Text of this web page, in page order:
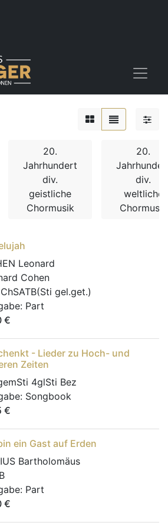
20.
Jahrhundert
div.
geistliche
Chormusik
20.
div.
weltliche
Chormusik
Leonard
Cohen
gel.get.)
Part
€
- Lieder zu Hoch- und
Zeiten
4glSti Bez
Songbook
€
ein Gast auf Erden
Bartholomäus
Part
€